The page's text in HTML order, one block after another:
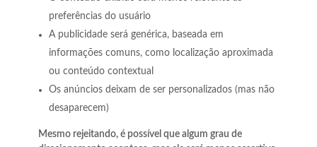
preferências do usuário
A publicidade será genérica, baseada em
informações comuns, como localização aproximada
ou conteúdo contextual
Os anúncios deixam de ser personalizados (mas não
desaparecem)
Mesmo rejeitando, é possível que algum grau de